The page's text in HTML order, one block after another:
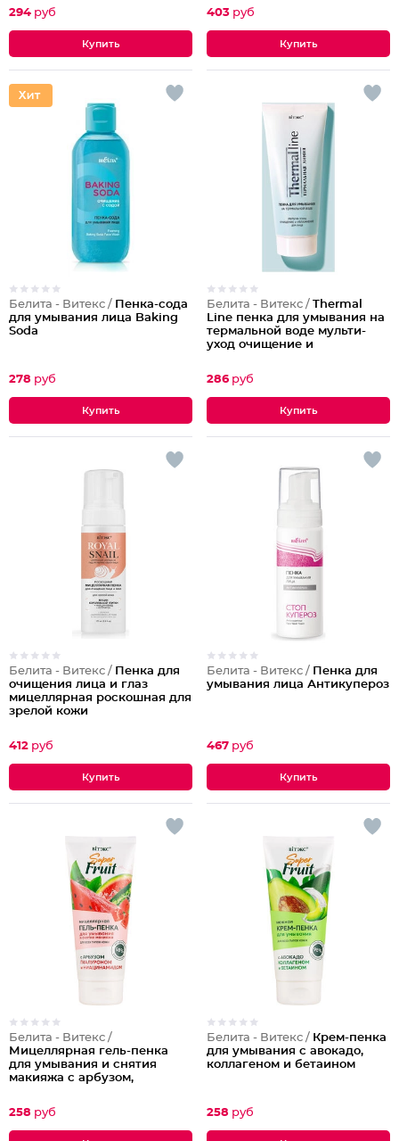
294 руб 403 руб
Белита - Витекс / Пенка-сода
для умывания лица Baking
Soda
278 руб
Белита - Витекс / Thermal
Line пенка для умывания на
термальной воде мульти-
уход очищение и
286 руб
Белита - Витекс / Пенка для
очищения лица и глаз
мицеллярная роскошная для
зрелой кожи
412 руб
Белита - Витекс / Пенка для
умывания лица Антикупероз
467 руб
Белита - Витекс /
Мицеллярная гель-пенка
для умывания и снятия
макияжа с арбузом,
ниацинамидом
258 руб
Белита - Витекс / Крем-пенка
для умывания с авокадо,
коллагеном и бетаином
258 руб